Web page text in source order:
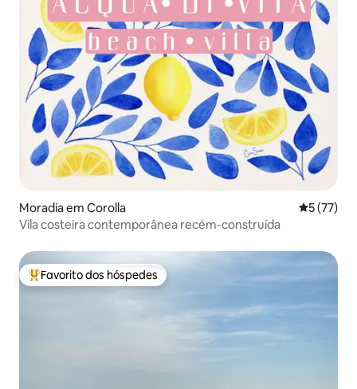
Moradia em Corolla
5 (77)
Vila costeira contemporânea recém-construída
Favoritos dos hóspedes mais apreciados
Favorito dos hóspedes